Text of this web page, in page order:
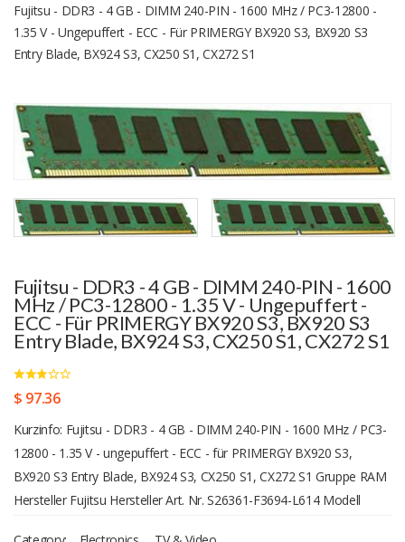
Fujitsu - DDR3 - 4 GB - DIMM 240-PIN - 1600 MHz / PC3-12800 -
1.35 V - Ungepuffert - ECC - Für PRIMERGY BX920 S3, BX920 S3
Entry Blade, BX924 S3, CX250 S1, CX272 S1
Fujitsu - DDR3 - 4 GB - DIMM 240-PIN - 1600
MHz / PC3-12800 - 1.35 V - Ungepuffert -
ECC - Für PRIMERGY BX920 S3, BX920 S3
Entry Blade, BX924 S3, CX250 S1, CX272 S1
$ 97.36
Kurzinfo: Fujitsu - DDR3 - 4 GB - DIMM 240-PIN - 1600 MHz / PC3-
12800 - 1.35 V - ungepuffert - ECC - für PRIMERGY BX920 S3,
BX920 S3 Entry Blade, BX924 S3, CX250 S1, CX272 S1 Gruppe RAM
Hersteller Fujitsu Hersteller Art. Nr. S26361-F3694-L614 Modell